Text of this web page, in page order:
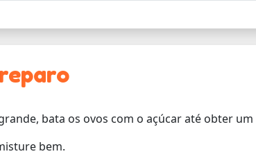
bata os ovos com o açúcar até obter
bem.